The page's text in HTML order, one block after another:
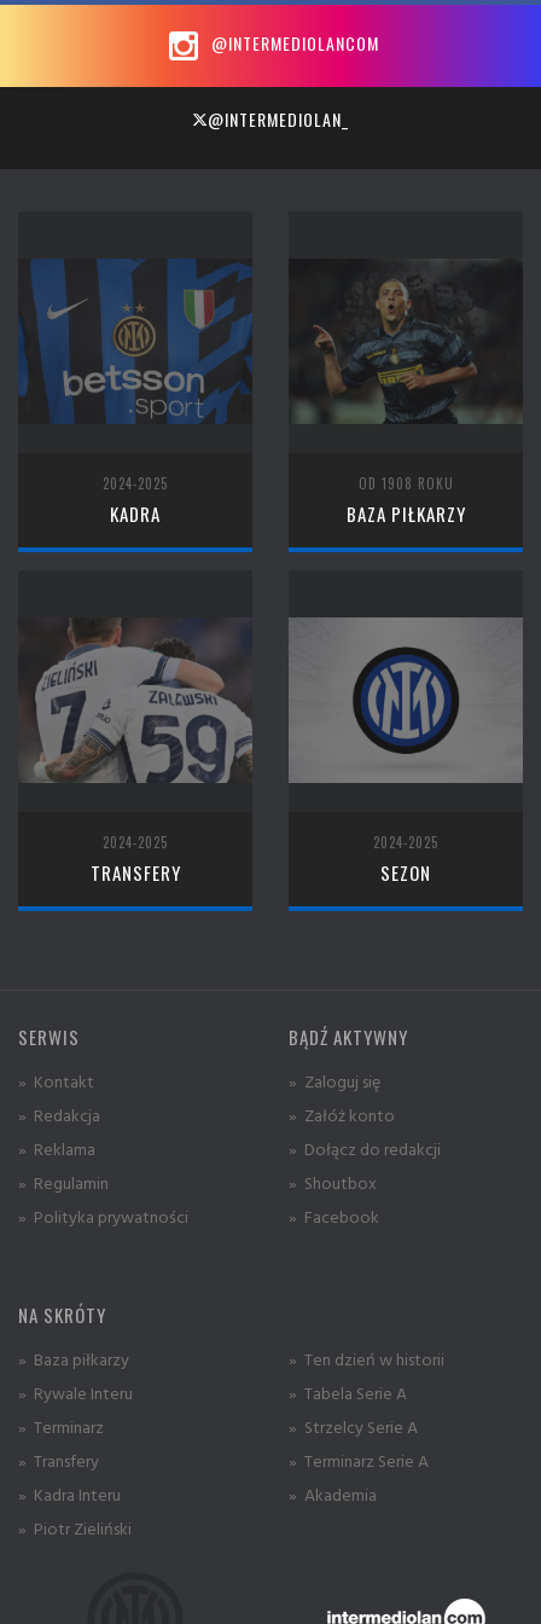
@INTERMEDIOLANCOM
@INTERMEDIOLAN_
2024-2025
KADRA
OD 1908 ROKU
BAZA PIŁKARZY
2024-2025
TRANSFERY
2024-2025
SEZON
SERWIS
» Kontakt
» Redakcja
» Reklama
» Regulamin
» Polityka prywatności
BĄDŹ AKTYWNY
» Zaloguj się
» Załóż konto
» Dołącz do redakcji
» Shoutbox
» Facebook
NA SKRÓTY
» Baza piłkarzy
» Rywale Interu
» Terminarz
» Transfery
» Kadra Interu
» Piotr Zieliński
» Ten dzień w historii
» Tabela Serie A
» Strzelcy Serie A
» Terminarz Serie A
» Akademia